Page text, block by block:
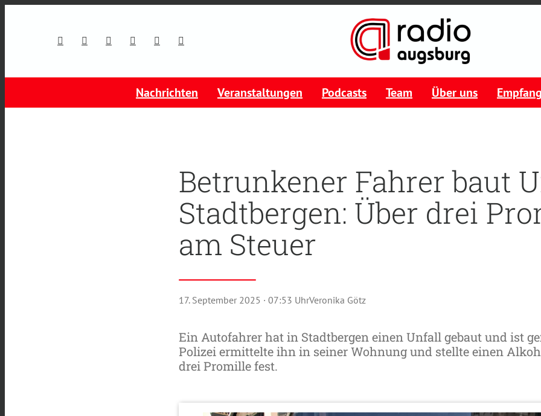
Nachrichten Veranstaltungen Podcasts Team Über uns Empfang
Betrunkener Fahrer baut
Stadtbergen: Über drei
am Steuer
17. September 2025 · 07:53 UhrVeronika Götz
Ein Autofahrer hat in Stadtbergen einen Unfall gebaut und ist
Polizei ermittelte ihn in seiner Wohnung und stellte einen
drei Promille fest.